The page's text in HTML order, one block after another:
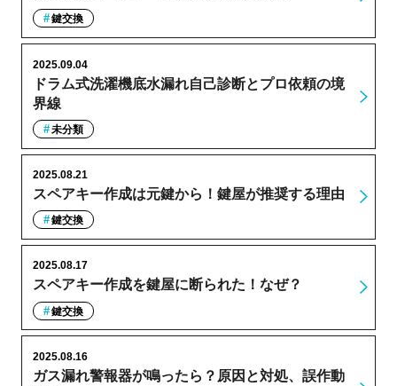
鍵交換
ドラム式洗濯機底水漏れ自己診断とプロ依頼の境
界線
2025.09.04
未分類
スペアキー作成は元鍵から！鍵屋が推奨する理由
2025.08.21
鍵交換
スペアキー作成を鍵屋に断られた！なぜ？
2025.08.17
鍵交換
ガス漏れ警報器が鳴ったら？原因と対処、誤作動
2025.08.16